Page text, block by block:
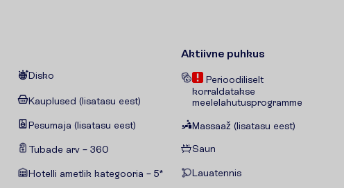
Disko
Kauplused (lisatasu eest)
Pesumaja (lisatasu eest)
Tubade arv – 360
Hotelli ametlik kategooria – 5*
Aktiivne puhkus
Perioodiliselt
korraldatakse
meelelahutusprogramme
Massaaž (lisatasu eest)
Saun
Lauatennis